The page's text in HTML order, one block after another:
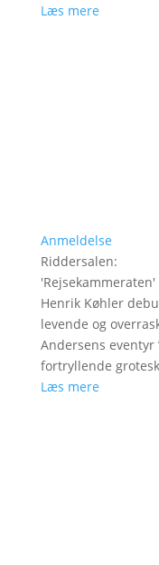
Læs mere
Anmeldelse
Riddersalen:
'Rejsekammeraten'
Henrik Køhler
levende og
Andersens eventyr
fortryllende
Læs mere